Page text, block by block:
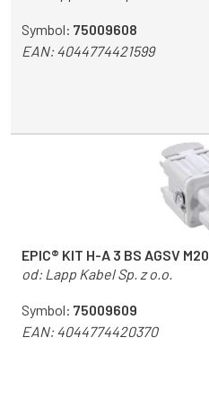
Symbol: 75009608
EAN:4044774421599
EPIC® KIT H-A 3 BS AGSV M20
od: Lapp Kabel Sp. z o.o.
Symbol: 75009609
EAN:4044774420370